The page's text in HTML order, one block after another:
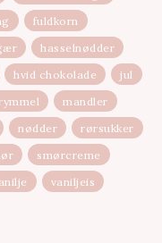
fuldkorn
hasselnødder
hvid chokolade
jul
mandler
nødder
rørsukker
smørcreme
vaniljeis